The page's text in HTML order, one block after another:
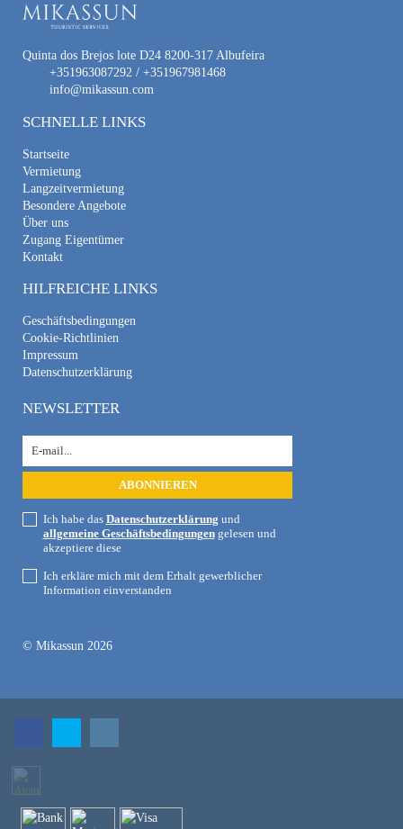
Quinta dos Brejos lote D24 8200-317 Albufeira
+351963087292 / +351967981468
info@mikassun.com
SCHNELLE LINKS
Startseite
Vermietung
Langzeitvermietung
Besondere Angebote
Über uns
Zugang Eigentümer
Kontakt
HILFREICHE LINKS
Geschäftsbedingungen
Cookie-Richtlinien
Impressum
Datenschutzerklärung
NEWSLETTER
Ich habe das Datenschutzerklärung und
allgemeine Geschäftsbedingungengelesen und
akzeptiere diese
Ich erkläre mich mit dem Erhalt gewerblicher
Information einverstanden
© Mikassun 2026